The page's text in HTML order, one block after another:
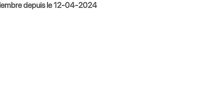
depuis le 12-04-2024